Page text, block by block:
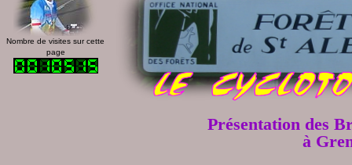
Nombre de visites sur cette
page
Présentation des
à